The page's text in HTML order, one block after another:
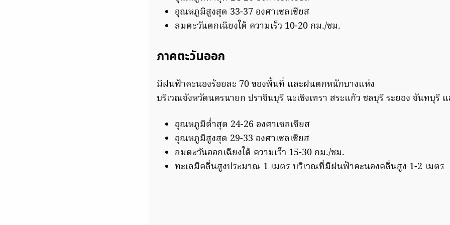
อุณหภูมิสูงสุด 33-37 องศาเซลเซียส
ลมตะวันตกเฉียงใต้ ความเร็ว 10-20 กม./ชม.
ภาคตะวันออก
มีฝนฟ้าคะนองร้อยละ 70 ของพื้นที่ และฝนตกหนักบางแห่ง
บริเวณจังหวัดนครนายก ปราจีนบุรี ฉะเชิงเทรา สระแก้ว ชลบุรี ระยอง จันทบุรี
อุณหภูมิต่ำสุด 24-26 องศาเซลเซียส
อุณหภูมิสูงสุด 29-33 องศาเซลเซียส
ลมตะวันออกเฉียงใต้ ความเร็ว 15-30 กม./ชม.
ทะเลมีคลื่นสูงประมาณ 1 เมตร บริเวณที่มีฝนฟ้าคะนองคลื่นสูง 1-2 เมตร